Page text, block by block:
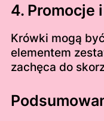
4. Promocje
Krówki mogą
elementem
zachęca do